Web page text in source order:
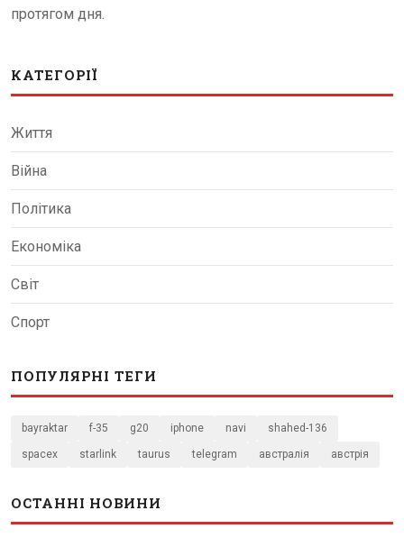
протягом дня.
КАТЕГОРІЇ
Життя
Війна
Політика
Економіка
Світ
Спорт
ПОПУЛЯРНІ ТЕГИ
bayraktar f-35 g20 iphone navi shahed-136
spacex starlink taurus telegram австралія австрія
ОСТАННІ НОВИНИ